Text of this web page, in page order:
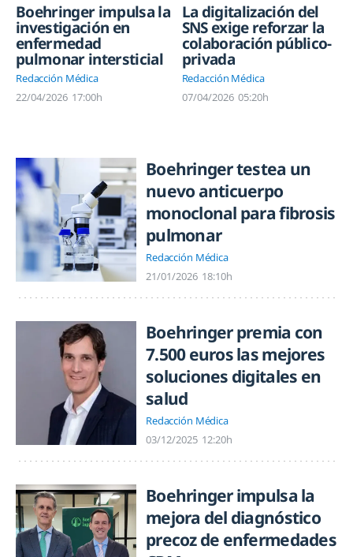
Boehringer impulsa la
investigación en
enfermedad
pulmonar intersticial
Redacción Médica
22/04/2026 17:00h
La digitalización del
SNS exige reforzar la
colaboración público-
privada
Redacción Médica
07/04/2026 05:20h
Boehringer testea un
nuevo anticuerpo
monoclonal para fibrosis
pulmonar
Redacción Médica
21/01/2026 18:10h
Boehringer premia con
7.500 euros las mejores
soluciones digitales en
salud
Redacción Médica
03/12/2025 12:20h
Boehringer impulsa la
mejora del diagnóstico
precoz de enfermedades